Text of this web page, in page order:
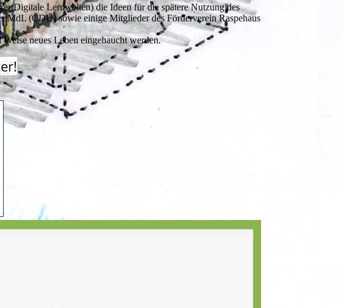
Digitale Lernwelten) die Ideen für die spätere Nutzung des
(CDU) sowie einige Mitglieder des Förderverein Raspehaus
neues Leben eingehaucht werden.